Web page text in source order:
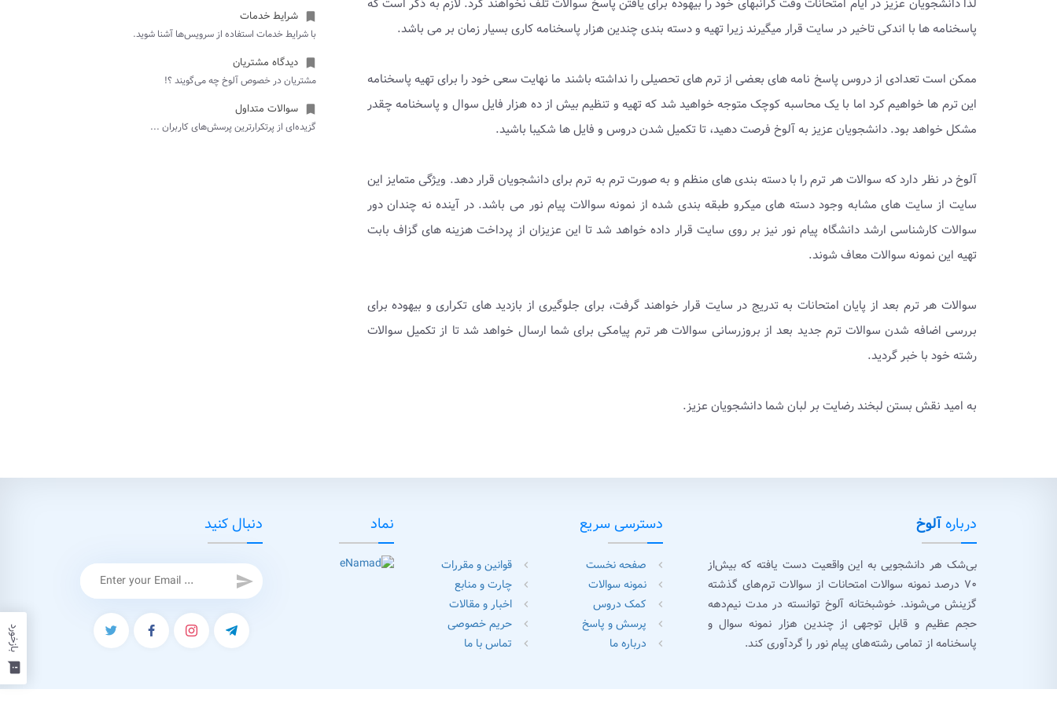
لذا دانشجویان عزیز در ایام امتحانات وقت گرانبهای خود را بیهوده برای یافتن پاسخ سوالات تلف نخواهند کرد. لازم به ذکر است که
پاسخنامه ها با اندکی تاخیر در سایت قرار میگیرند زیرا تهیه و دسته بندی چندین هزار پاسخنامه کاری بسیار زمان بر می باشد.
ممکن است تعدادی از دروس پاسخ نامه های بعضی از ترم های تحصیلی را نداشته باشند ما نهایت سعی خود را برای تهیه پاسخنامه
این ترم ها خواهیم کرد اما با یک محاسبه کوچک متوجه خواهید شد که تهیه و تنظیم بیش از ده هزار فایل سوال و پاسخنامه چقدر
مشکل خواهد بود. دانشجویان عزیز به آلوخ فرصت دهید، تا تکمیل شدن دروس و فایل ها شکیبا باشید.
آلوخ در نظر دارد که سوالات هر ترم را با دسته بندی های منظم و به صورت ترم به ترم برای دانشجویان قرار دهد. ویژگی متمایز این
سایت از سایت های مشابه وجود دسته های میکرو طبقه بندی شده از نمونه سوالات پیام نور می باشد. در آینده نه چندان دور
سوالات کارشناسی ارشد دانشگاه پیام نور نیز بر روی سایت قرار داده خواهد شد تا این عزیزان از پرداخت هزینه های گزاف بابت
تهیه این نمونه سوالات معاف شوند.
سوالات هر ترم بعد از پایان امتحانات به تدریج در سایت قرار خواهند گرفت، برای جلوگیری از بازدید های تکراری و بیهوده برای
بررسی اضافه شدن سوالات ترم جدید بعد از بروزرسانی سوالات هر ترم پیامکی برای شما ارسال خواهد شد تا از تکمیل سوالات
رشته خود با خبر گردید.
به امید نقش بستن لبخند رضایت بر لبان شما دانشجویان عزیز.
 شرایط خدمات
با شرایط خدمات استفاده از سرویس‌ها آشنا شوید.
 دیدگاه مشتریان
مشتریان در خصوص آلوخ چه می‌گویند ؟!
 سوالات متداول
گزیده‌ای از پرتکرارترین پرسش‌های کاربران ...
feedback
بازخورد
درباره آلوخ
بی‌شک هر دانشجویی به این واقعیت دست یافته که بیش‌از
۷۰ درصد نمونه سوالات امتحانات از سوالات ترم‌های گذشته
گزینش می‌شوند. خوشبختانه آلوخ توانسته در مدت نیم‌دهه
حجم عظیم و قابل توجهی از چندین هزار نمونه سوال و
پاسخنامه از تمامی رشته‌های پیام نور را گردآوری کند.
دسترسی سریع
chevron_left صفحه نخست chevron_left قوانین و مقررات
chevron_left نمونه سوالات chevron_left چارت و منابع
chevron_left کمک دروس chevron_left اخبار و مقالات
chevron_left پرسش و پاسخ chevron_left حریم خصوصی
chevron_left درباره ما chevron_left تماس با ما
نماد دنبال کنید
send